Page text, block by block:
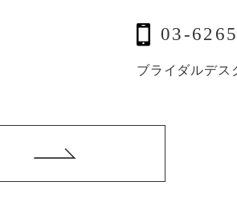
03-
ブライダルデ